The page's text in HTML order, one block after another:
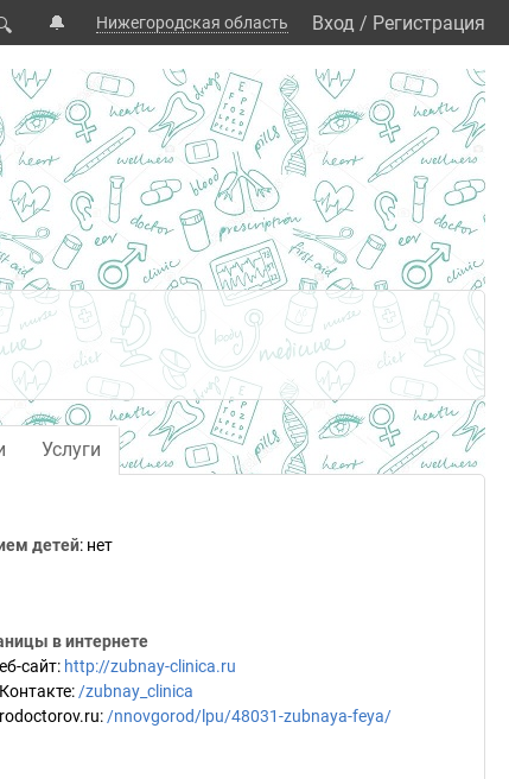
🔔 Нижегородская область Вход / Регистрация
Услуги
детей: нет
в интернете
сайт: http://zubnay-clinica.ru
: /zubnay_clinica
: /nnovgorod/lpu/48031-zubnaya-feya/